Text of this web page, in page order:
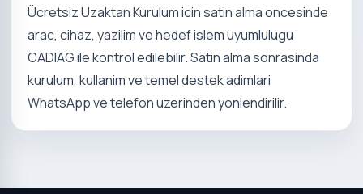
Ücretsiz Uzaktan Kurulum icin satin alma oncesinde
arac, cihaz, yazilim ve hedef islem uyumlulugu
CADIAG ile kontrol edilebilir. Satin alma sonrasinda
kurulum, kullanim ve temel destek adimlari
WhatsApp ve telefon uzerinden yonlendirilir.